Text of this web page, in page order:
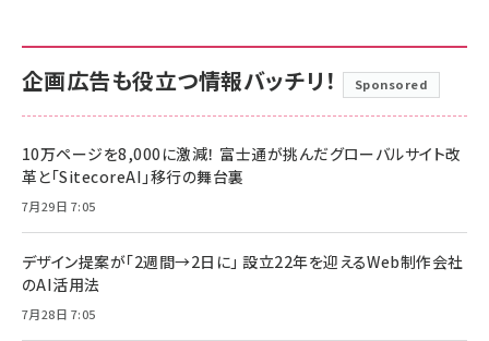
企画広告も役立つ情報バッチリ！ Sponsored
10万ページを8,000に激減！ 富士通が挑んだグローバルサイト改
革と「SitecoreAI」移行の舞台裏
7月29日 7:05
デザイン提案が「2週間→2日に」 設立22年を迎えるWeb制作会社
のAI活用法
7月28日 7:05